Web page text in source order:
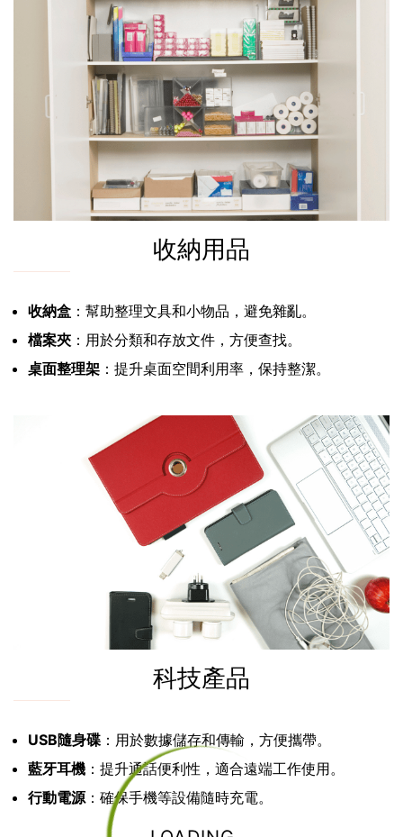
收納用品
收納盒 ：幫助整理文具和小物品，避免雜亂。
檔案夾 ：用於分類和存放文件，方便查找。
桌面整理架 ：提升桌面空間利用率，保持整潔。
科技產品
USB隨身碟 ：用於數據儲存和傳輸，方便攜帶。
藍牙耳機 ：提升通話便利性，適合遠端工作使用。
行動電源：確保手機等設備隨時充電。